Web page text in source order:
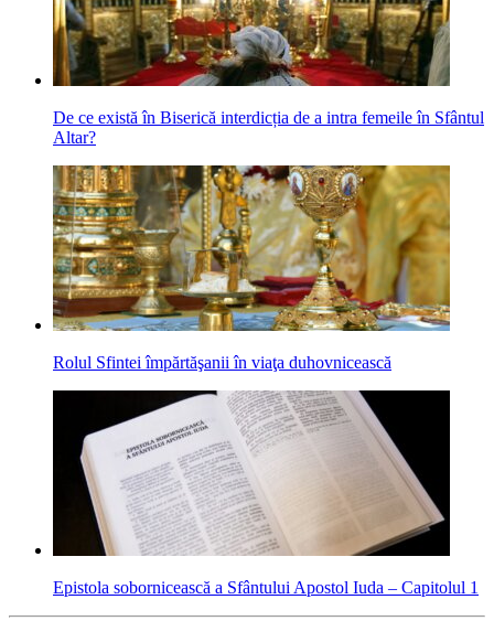
De ce există în Biserică interdicția de a intra femeile în Sfântul
Altar?
Rolul Sfintei împărtăşanii în viaţa duhov­nicească
Epistola sobornicească a Sfântului Apostol Iuda – Capitolul 1